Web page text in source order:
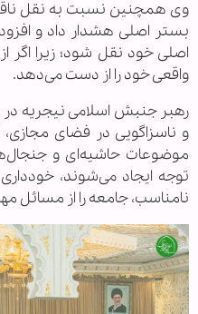
وی همچنین نسبت به نقل
بستر اصلی هشدار داد و
اصلی خود نقل شود؛ زیرا اگر
واقعی خود را از دست می‌دهد.
رهبر جنبش اسلامی نیجریه در
و ناسزاگویی در فضای مجازی،
موضوعات حاشیه‌ای و
توجه ایجاد می‌شوند،
نامناسب، جامعه را از مسائل